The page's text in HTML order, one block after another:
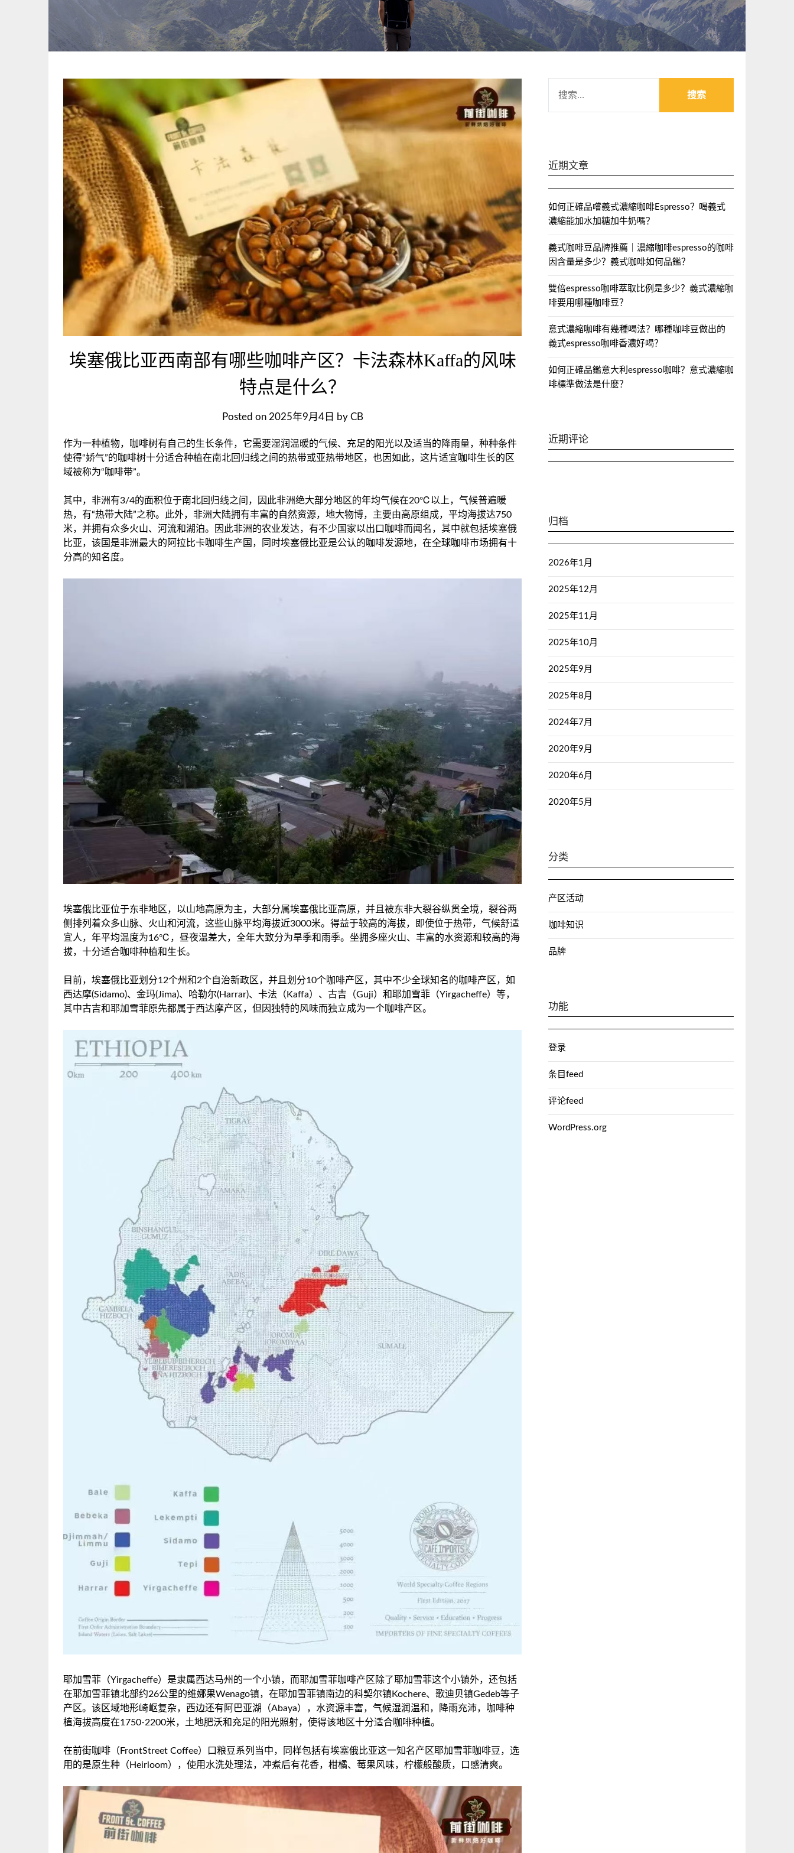
埃塞俄比亚西南部有哪些咖啡产区？卡法森林Kaffa的风味
特点是什么？
Posted on 2025年9月4日 by CB
作为一种植物，咖啡树有自己的生长条件，它需要湿润温暖的气候、充足的阳光以及适当的降雨量，种种条件
使得“娇气”的咖啡树十分适合种植在南北回归线之间的热带或亚热带地区，也因如此，这片适宜咖啡生长的区
域被称为“咖啡带”。
其中，非洲有3/4的面积位于南北回归线之间，因此非洲绝大部分地区的年均气候在20℃以上，气候普遍暖
热，有“热带大陆”之称。此外，非洲大陆拥有丰富的自然资源，地大物博，主要由高原组成，平均海拔达750
米，并拥有众多火山、河流和湖泊。因此非洲的农业发达，有不少国家以出口咖啡而闻名，其中就包括埃塞俄
比亚，该国是非洲最大的阿拉比卡咖啡生产国，同时埃塞俄比亚是公认的咖啡发源地，在全球咖啡市场拥有十
分高的知名度。
埃塞俄比亚位于东非地区，以山地高原为主，大部分属埃塞俄比亚高原，并且被东非大裂谷纵贯全境，裂谷两
侧排列着众多山脉、火山和河流，这些山脉平均海拔近3000米。得益于较高的海拔，即使位于热带，气候舒适
宜人，年平均温度为16℃，昼夜温差大，全年大致分为旱季和雨季。坐拥多座火山、丰富的水资源和较高的海
拔，十分适合咖啡种植和生长。
目前，埃塞俄比亚划分12个州和2个自治新政区，并且划分10个咖啡产区，其中不少全球知名的咖啡产区，如
西达摩(Sidamo)、金玛(Jima)、哈勒尔(Harrar)、卡法（Kaffa）、古吉（Guji）和耶加雪菲（Yirgacheffe）等，
其中古吉和耶加雪菲原先都属于西达摩产区，但因独特的风味而独立成为一个咖啡产区。
耶加雪菲（Yirgacheffe）是隶属西达马州的一个小镇，而耶加雪菲咖啡产区除了耶加雪菲这个小镇外，还包括
在耶加雪菲镇北部约26公里的维娜果Wenago镇，在耶加雪菲镇南边的科契尔镇Kochere、歌迪贝镇Gedeb等子
产区。该区域地形崎岖复杂，西边还有阿巴亚湖（Abaya），水资源丰富，气候湿润温和，降雨充沛，咖啡种
植海拔高度在1750-2200米，土地肥沃和充足的阳光照射，使得该地区十分适合咖啡种植。
在前街咖啡（FrontStreet Coffee）口粮豆系列当中，同样包括有埃塞俄比亚这一知名产区耶加雪菲咖啡豆，选
用的是原生种（Heirloom），使用水洗处理法，冲煮后有花香，柑橘、莓果风味，柠檬般酸质，口感清爽。
索：
近期文章
如何正確品嚐義式濃縮咖啡Espresso？喝義式
濃縮能加水加糖加牛奶嗎？
義式咖啡豆品牌推薦｜濃縮咖啡espresso的咖啡
因含量是多少？義式咖啡如何品鑑？
雙倍espresso咖啡萃取比例是多少？義式濃縮咖
啡要用哪種咖啡豆？
意式濃縮咖啡有幾種喝法？哪種咖啡豆做出的
義式espresso咖啡香濃好喝？
如何正確品鑑意大利espresso咖啡？意式濃縮咖
啡標準做法是什麼？
近期评论
归档
2026年1月
2025年12月
2025年11月
2025年10月
2025年9月
2025年8月
2024年7月
2020年9月
2020年6月
2020年5月
分类
产区活动
咖啡知识
品牌
功能
登录
条目feed
评论feed
WordPress.org